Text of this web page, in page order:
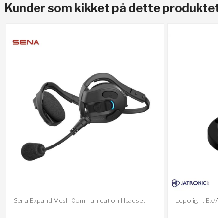
Kunder som kikket på dette
Sena Expand Mesh Communication Headset Lopolight Ex/